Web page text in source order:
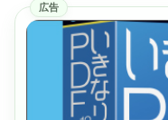
広告